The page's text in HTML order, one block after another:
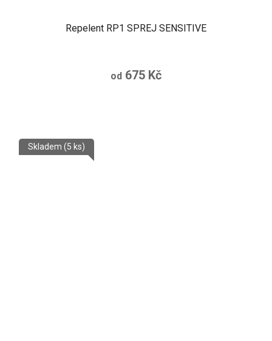
Repelent RP1 SPREJ SENSITIVE
od 675 Kč
Skladem (5 ks)